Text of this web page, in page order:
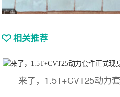
相关推荐
来了，1.5T+CVT25动力